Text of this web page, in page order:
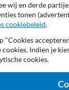
wij en derde
tonen
cookiebeleid.
"Cookies
cookies. Indien je
cookies.